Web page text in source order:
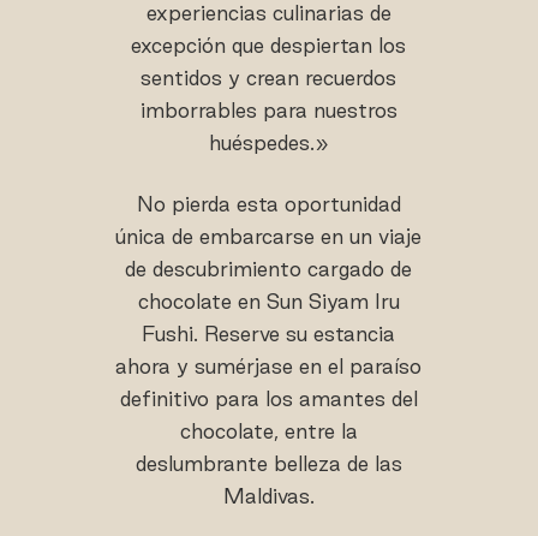
experiencias culinarias de
excepción que despiertan los
sentidos y crean recuerdos
imborrables para nuestros
huéspedes.»
No pierda esta oportunidad
única de embarcarse en un viaje
de descubrimiento cargado de
chocolate en Sun Siyam Iru
Fushi. Reserve su estancia
ahora y sumérjase en el paraíso
definitivo para los amantes del
chocolate, entre la
deslumbrante belleza de las
Maldivas.